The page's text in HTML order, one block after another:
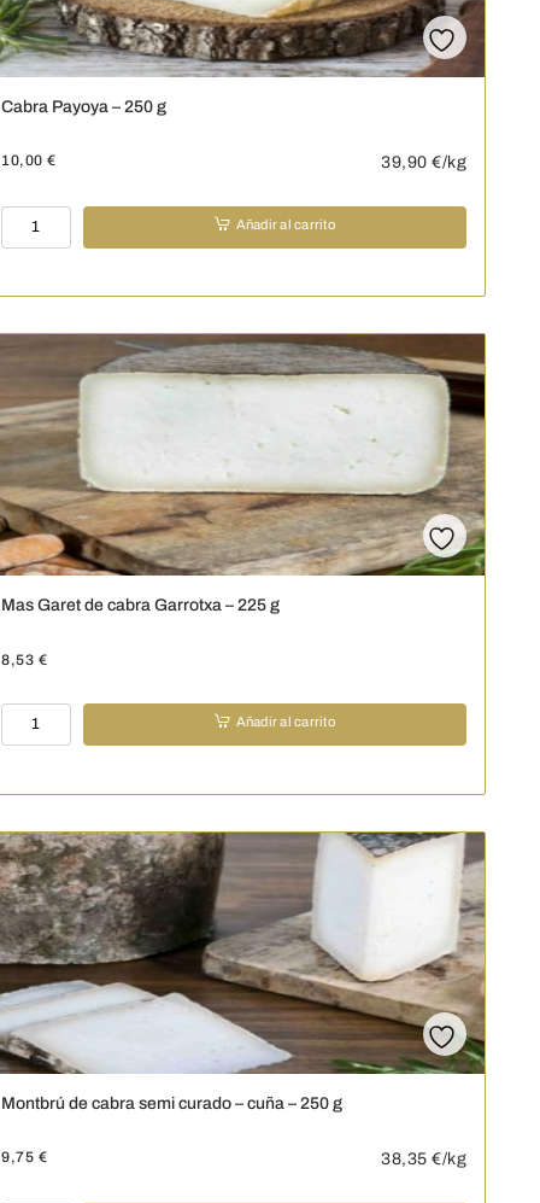
Cabra Payoya – 250 g
10,00€ 39,90 €/kg
Cabra
Payoya
250
Añadir al carrito
Mas Garet de cabra Garrotxa – 225 g
8,53 €
Garet
cabra
-
225
g
cantidad
Añadir al carrito
Montbrú de cabra semi curado – cuña – 250 g
9,75 € 38,35 €/kg